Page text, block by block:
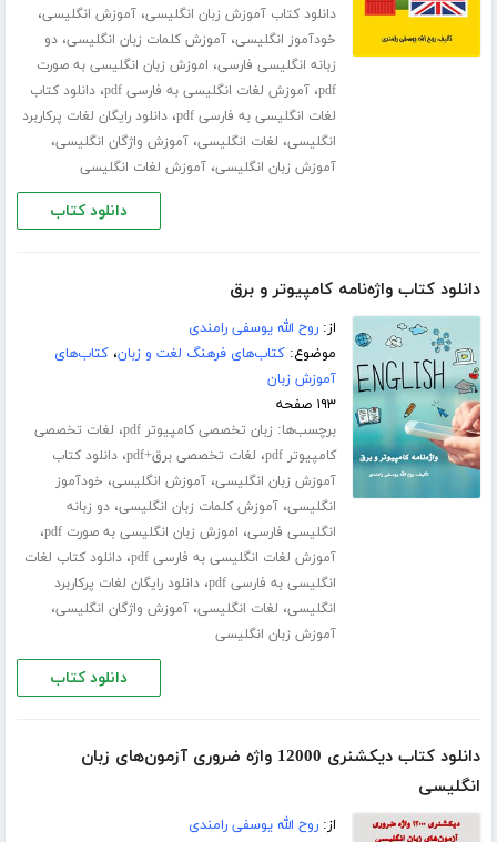
دانلود کتاب آموزش زبان انگلیسی،آموزش انگلیسی،
خودآموز انگلیسی،آموزش کلمات زبان انگلیسی،دو
زبانه انگلیسی فارسی، اموزش زبان انگلیسی به صورت
pdf،آموزش لغات انگلیسی به فارسی pdf ،دانلود کتاب
لغات انگلیسی به فارسی pdf
،دانلود رایگان لغات پرکاربرد
انگلیسی، لغات انگلیسی،آموزش واژگان انگلیسی،
آموزش زبان انگلیسی،آموزش لغات انگلیسی
دانلود کتاب
دانلود کتاب واژه‌نامه کامپیوتر و برق
از:روح الله یوسفی رامندی
موضوع:کتاب‌های فرهنگ لغت و زبان،کتاب‌های
آموزش زبان
۱۹۳ صفحه
برچسب‌ها: زبان تخصصی کامپیوتر pdf ، لغات تخصصی
کامپیوتر pdf
، لغات تخصصی برق+pdf ،دانلود کتاب
آموزش زبان انگلیسی،آموزش انگلیسی، خودآموز
انگلیسی،آموزش کلمات زبان انگلیسی،دو زبانه
انگلیسی فارسی، اموزش زبان انگلیسی به صورت pdf ،
آموزش لغات انگلیسی به فارسی pdf ،دانلود کتاب لغات
انگلیسی به فارسی pdf
،دانلود رایگان لغات پرکاربرد
انگلیسی، لغات انگلیسی،آموزش واژگان انگلیسی،
آموزش زبان انگلیسی
دانلود کتاب
دانلود کتاب دیکشنری 12000 واژه ضروری آزمون‌های زبان
انگلیسی
از:روح الله یوسفی رامندی